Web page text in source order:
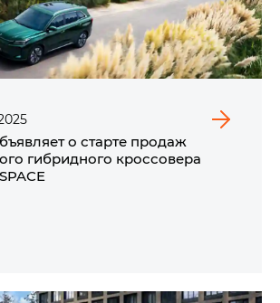
о старте продаж
гибридного кроссовера